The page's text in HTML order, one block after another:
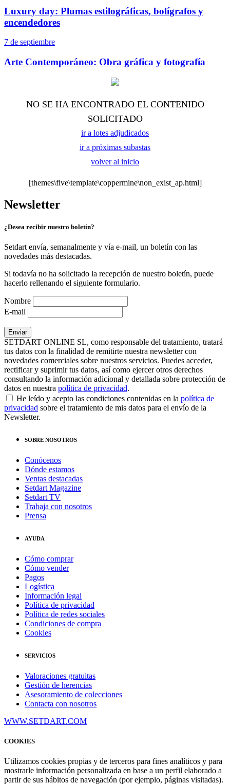
Luxury day: Plumas estilográficas, bolígrafos y
encendedores
7 de septiembre
Arte Contemporáneo: Obra gráfica y fotografía
NO SE HA ENCONTRADO EL CONTENIDO
SOLICITADO
ir a lotes adjudicados
ir a próximas subastas
volver al inicio
[themes\five\template\coppermine\non_exist_ap.html]
Newsletter
¿Desea recibir nuestro boletín?
Setdart envía, semanalmente y vía e-mail, un boletín con las
novedades más destacadas.
Si todavía no ha solicitado la recepción de nuestro boletín, puede
hacerlo rellenando el siguiente formulario.
Nombre
E-mail
SETDART ONLINE SL, como responsable del tratamiento, tratará
tus datos con la finalidad de remitirte nuestra newsletter con
novedades comerciales sobre nuestros servicios. Puedes acceder,
rectificar y suprimir tus datos, así como ejercer otros derechos
consultando la información adicional y detallada sobre protección de
datos en nuestra política de privacidad.
He leído y acepto las condiciones contenidas en la política de
privacidad sobre el tratamiento de mis datos para el envío de la
Newsletter.
SOBRE NOSOTROS
Conócenos
Dónde estamos
Ventas destacadas
Setdart Magazine
Setdart TV
Trabaja con nosotros
Prensa
AYUDA
Cómo comprar
Cómo vender
Pagos
Logística
Información legal
Política de privacidad
Política de redes sociales
Condiciones de compra
Cookies
SERVICIOS
Valoraciones gratuitas
Gestión de herencias
Asesoramiento de colecciones
Contacta con nosotros
WWW.SETDART.COM
COOKIES
Utilizamos cookies propias y de terceros para fines analíticos y para
mostrarle información personalizada en base a un perfil elaborado a
partir de sus hábitos de navegación (por ejemplo, páginas visitadas).